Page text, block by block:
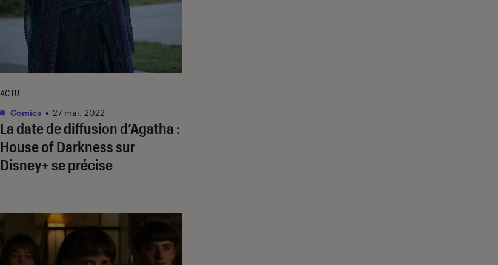
La date de diffusion d’Agatha :
House of Darknesssur
Disney+ se précise
ACTU
Comics • 27 mai. 2022